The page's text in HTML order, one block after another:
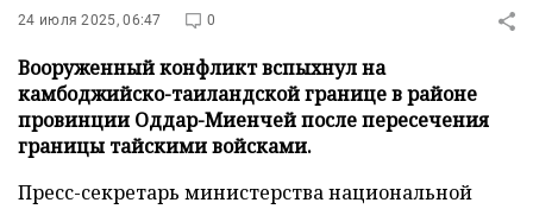
24 июля 2025, 06:47 0
Вооруженный конфликт вспыхнул на
камбоджийско-таиландской границе в районе
провинции Оддар-Миенчей после пересечения
границы тайскими войсками.
Пресс-секретарь министерства национальной